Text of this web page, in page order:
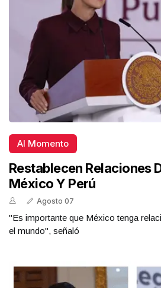
Al Momento
Restablecen Relaciones
México Y Perú
Agosto 07
"Es importante que México tenga
el mundo", señaló